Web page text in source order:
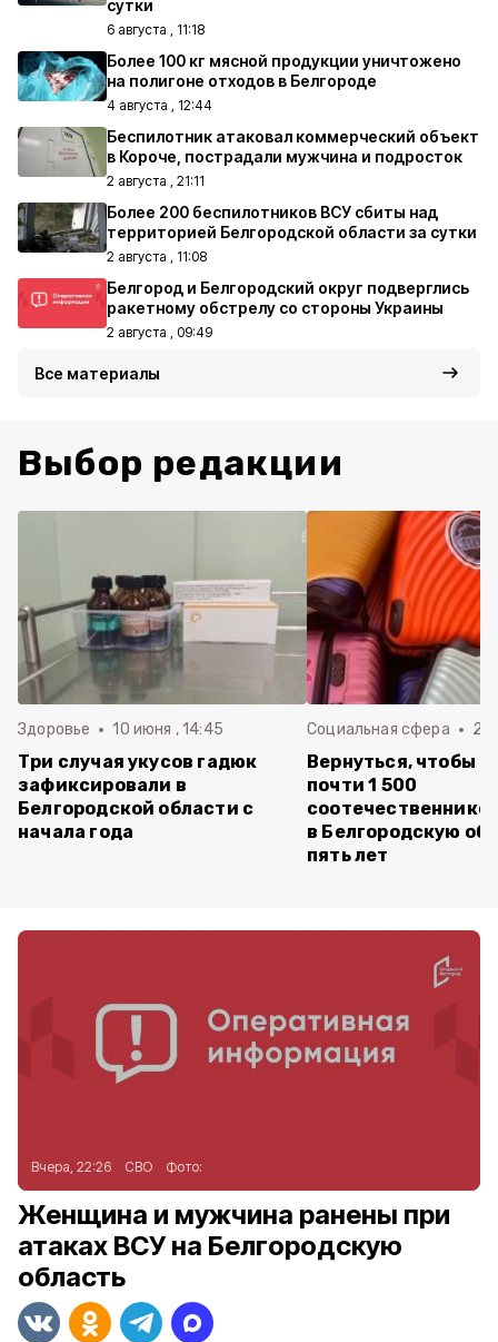
сутки
6 августа , 11:18
Более 100 кг мясной продукции уничтожено
на полигоне отходов в Белгороде
4 августа , 12:44
Беспилотник атаковал коммерческий объект
в Короче, пострадали мужчина и подросток
2 августа , 21:11
Более 200 беспилотников ВСУ сбиты над
территорией Белгородской области за сутки
2 августа , 11:08
Белгород и Белгородский округ подверглись
ракетному обстрелу со стороны Украины
2 августа , 09:49
Все материалы
Выбор редакции
Здоровье 10 июня , 14:45
Три случая укусов гадюк
зафиксировали в
Белгородской области с
начала года
Социальная сфера 20
Вернуться, чтобы
почти 1 500
в Белгородскую
пять лет
Вчера, 22:26 СВО Фото:
Женщина и мужчина ранены при
атаках ВСУ на Белгородскую
область